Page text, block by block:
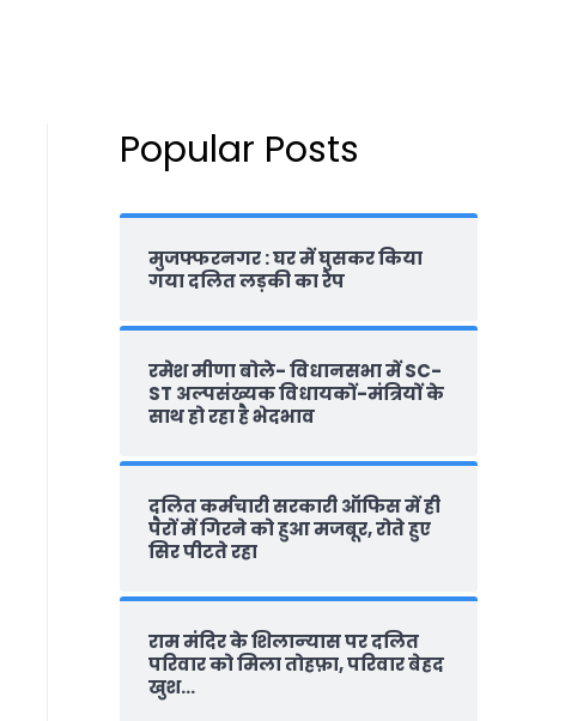
Popular Posts
मुजफ्फरनगर : घर में घुसकर किया
गया दलित लड़की का रेप
रमेश मीणा बोले- विधानसभा में SC-
ST अल्पसंख्यक विधायकों-मंत्रियों के
साथ हो रहा है भेदभाव
दलित कर्मचारी सरकारी ऑफ‍िस में ही
पैरों में गिरने को हुआ मजबूर, रोते हुए
सिर पीटते रहा
राम मंदिर के शिलान्‍यास पर दलित
परिवार को मिला तोहफ़ा, परिवार बेहद
खुश…